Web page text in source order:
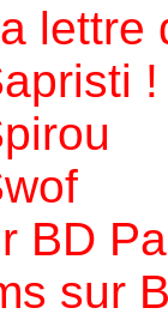
lettre
!
BD
sur